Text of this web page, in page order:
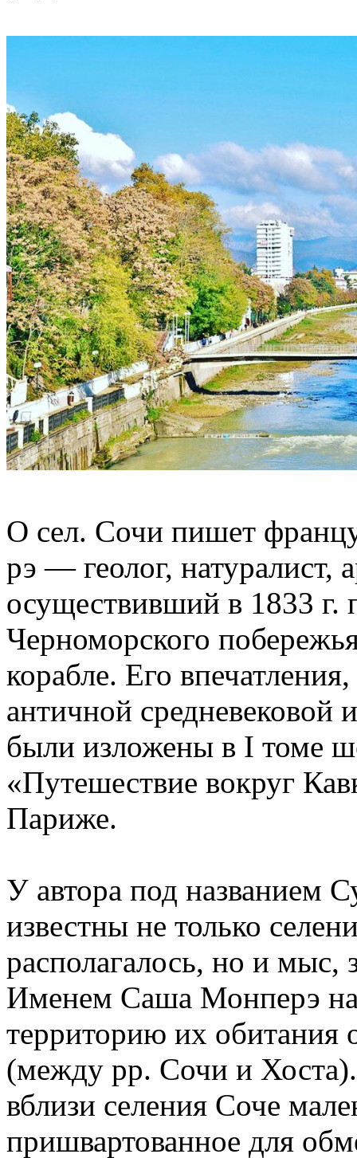
О сел. Сочи пишет
рэ — геолог, натуралист,
осуществивший в 1833 г.
Черноморского
корабле. Его
античной средневековой
были изложены в I томе
«Путешествие вокруг
Париже.
У автора под названием
известны не только
располагалось, но и мыс,
Именем Саша Монперэ
территорию их обитания
(между pp. Сочи и
вблизи селения Соче
пришвартованное для